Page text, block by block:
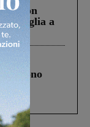
la figlia a
il